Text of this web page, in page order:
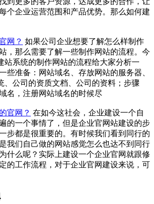
个企业运营范围和产品优势。那么如何建
网？ 如果公司企业想要了解怎么样制作
，那么需要了解一些制作网站的流程。今
站系统的制作网站的流程给大家分析一
些准备：网站域名、存放网站的服务器、
、公司的资质文档、公司的资料；步骤
名，注册网站域名的时候尽
官网？ 在如今这社会，企业建设一个自
的一个事情了，但是企业官网站建设的步
步都是很重要的。有时候我们看到同行的
我们自己做的网站感觉怎么也达不到同行
什么呢？实际上建设一个企业官网就跟修
的工作流程，对于企业官网建设来说，可